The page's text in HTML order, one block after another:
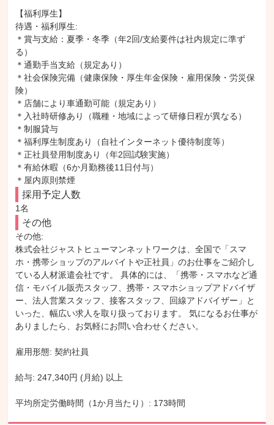
【福利厚生】
待遇・福利厚生:
＊賞与支給：夏季・冬季（年2回/支給要件は社内規定に準ず
る）
＊通勤手当支給（規定あり）
＊社会保険完備（健康保険・厚生年金保険・雇用保険・労災保
険）
＊店舗により車通勤可能（規定あり）
＊入社時研修あり（職種・地域によって研修日程が異なる）
＊制服貸与
＊福利厚生制度あり（自社インターネット優待制度等）
＊正社員登用制度あり（年2回試験実施）
＊有給休暇（6か月勤務後11日付与）
＊屋内原則禁煙
採用予定人数
1名
その他
その他:
株式会社ジャストヒューマンネットワークは、全国で「スマ
ホ・携帯ショップのアルバイトや正社員」のお仕事をご紹介し
ている人材派遣会社です。 具体的には、「携帯・スマホなど通
信・モバイル販売スタッフ、携帯・スマホショップアドバイザ
ー、法人営業スタッフ、接客スタッフ、回線アドバイザー」と
いった、幅広い求人を取り扱っております。 気になるお仕事が
ありましたら、お気軽にお問い合わせください。
雇用形態: 契約社員
給与: 247,340円 (月給) 以上
平均所定労働時間（1か月当たり）: 173時間